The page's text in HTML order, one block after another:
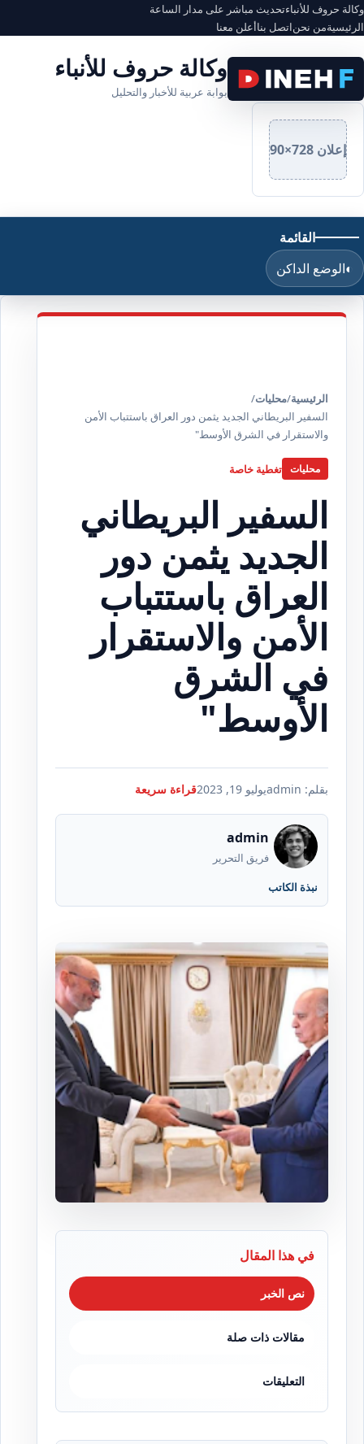
وكالة حروف للأنباءتحديث مباشر على مدار الساعة
الرئيسيةمن نحناتصل بناأعلن معنا
وكالة حروف للأنباء
بوابة عربية للأخبار والتحليل
إعلان 728×90
القائمة
◐الوضع الداكن
الرئيسية/محليات/
السفير البريطاني الجديد يثمن دور العراق باستتباب الأمن
والاستقرار في الشرق الأوسط"
محليات تغطية خاصة
السفير البريطاني
الجديد يثمن دور
العراق باستتباب
الأمن والاستقرار
في الشرق
الأوسط"
بقلم: admin يوليو 19, 2023 قراءة سريعة
admin
فريق التحرير
نبذة الكاتب
في هذا المقال
نص الخبر
مقالات ذات صلة
التعليقات